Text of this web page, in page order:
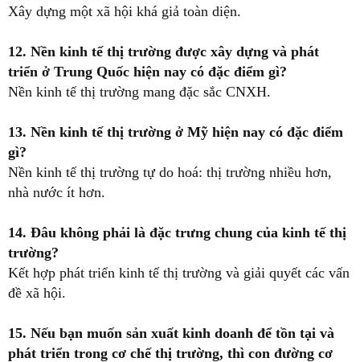
Xây dựng một xã hội khá giả toàn diện.
12. Nền kinh tế thị trường được xây dựng và phát
triển ở Trung Quốc hiện nay có đặc điểm gì?
Nền kinh tế thị trường mang đặc sắc CNXH.
13. Nền kinh tế thị trường ở Mỹ hiện nay có đặc điểm
gì?
Nền kinh tế thị trường tự do hoá: thị trường nhiều hơn,
nhà nước ít hơn.
14. Đâu không phải là đặc trưng chung của kinh tế thị
trường?
Kết hợp phát triển kinh tế thị trường và giải quyết các vấn
đề xã hội.
15. Nếu bạn muốn sản xuất kinh doanh để tồn tại và
phát triển trong cơ chế thị trường, thì con đường cơ